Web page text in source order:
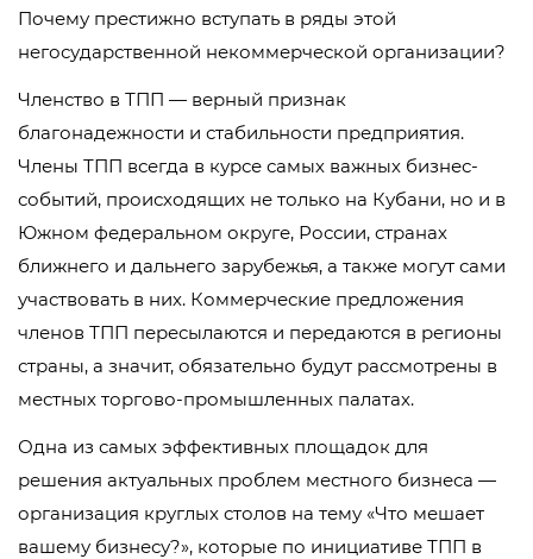
Почему престижно вступать в ряды этой
негосударственной некоммерческой организации?
Членство в ТПП — верный признак
благонадежности и стабильности предприятия.
Члены ТПП всегда в курсе самых важных бизнес-
событий, происходящих не только на Кубани, но и в
Южном федеральном округе, России, странах
ближнего и дальнего зарубежья, а также могут сами
участвовать в них. Коммерческие предложения
членов ТПП пересылаются и передаются в регионы
страны, а значит, обязательно будут рассмотрены в
местных торгово-промышленных палатах.
Одна из самых эффективных площадок для
решения актуальных проблем местного бизнеса —
организация круглых столов на тему «Что мешает
вашему бизнесу?», которые по инициативе ТПП в